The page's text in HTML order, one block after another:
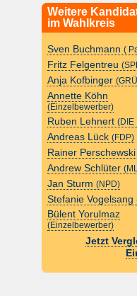
Weitere
im Wahlkreis
Sven Buchmann (
Fritz Felgentreu
Anja Kofbinger
Annette Köhn
(Einzelbewerber)
Ruben Lehnert (DIE
Andreas Lück (FDP)
Rainer Perschewski
Andrew Schlüter
Jan Sturm (NPD)
Stefanie Vogelsang
Bülent Yorulmaz
(Einzelbewerber)
Jetzt